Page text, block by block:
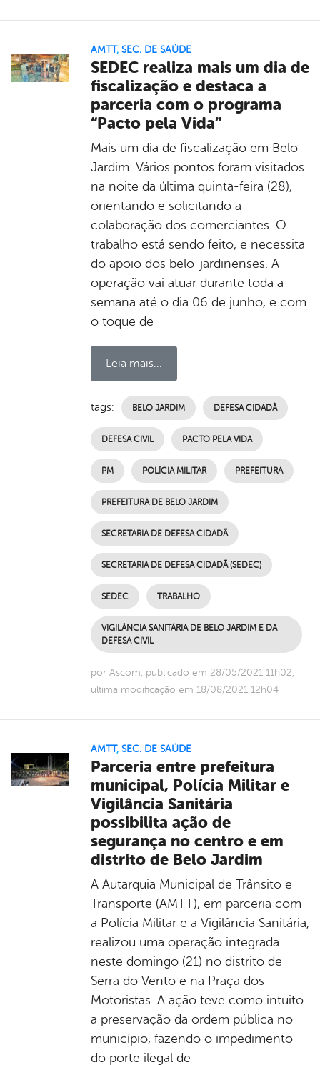
AMTT, SEC. DE SAÚDE
SEDEC realiza mais um dia de
fiscalização e destaca a
parceria com o programa
“Pacto pela Vida”
Mais um dia de fiscalização em Belo
Jardim. Vários pontos foram visitados
na noite da última quinta-feira (28),
orientando e solicitando a
colaboração dos comerciantes. O
trabalho está sendo feito, e necessita
do apoio dos belo-jardinenses. A
operação vai atuar durante toda a
semana até o dia 06 de junho, e com
o toque de
Leia mais...
tags: BELO JARDIM DEFESA CIDADÃ
DEFESA CIVIL PACTO PELA VIDA
PM POLÍCIA MILITAR PREFEITURA
PREFEITURA DE BELO JARDIM
SECRETARIA DE DEFESA CIDADÃ
SECRETARIA DE DEFESA CIDADÃ (SEDEC)
SEDEC TRABALHO
VIGILÂNCIA SANITÁRIA DE BELO JARDIM E DA
DEFESA CIVIL
por Ascom, publicado em 28/05/2021 11h02,
última modificação em 18/08/2021 12h04
AMTT, SEC. DE SAÚDE
Parceria entre prefeitura
municipal, Polícia Militar e
Vigilância Sanitária
possibilita ação de
segurança no centro e em
distrito de Belo Jardim
A Autarquia Municipal de Trânsito e
Transporte (AMTT), em parceria com
a Polícia Militar e a Vigilância Sanitária,
realizou uma operação integrada
neste domingo (21) no distrito de
Serra do Vento e na Praça dos
Motoristas. A ação teve como intuito
a preservação da ordem pública no
município, fazendo o impedimento
do porte ilegal de